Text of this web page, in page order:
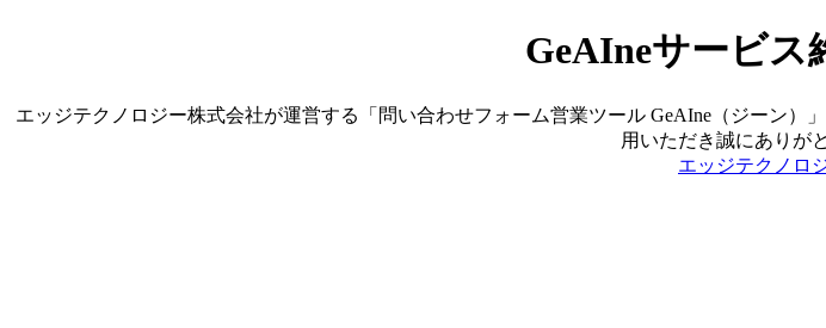
GeAIneサービス
エッジテクノロジー株式会社が運営する「問い合わせフォーム営業ツール GeAIne（ジーン）
用いただき誠にありが
エッジテクノロ